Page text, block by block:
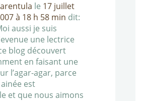
le 17 juillet
à 18 h 58 min dit:
aussi je suis
une lectrice
blog découvert
en faisant une
l’agar-agar, parce
est
et que nous aimons